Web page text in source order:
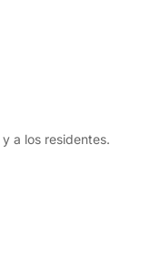
y a los residentes.